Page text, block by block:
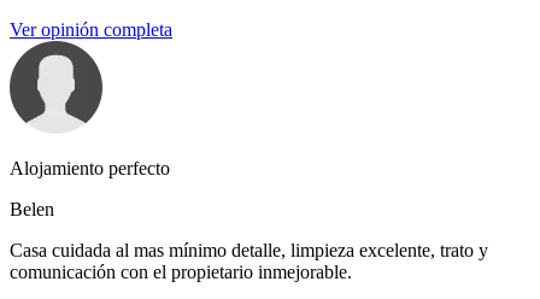
Ver opinión completa
Alojamiento perfecto
Belen
Casa cuidada al mas mínimo detalle, limpieza excelente, trato y
comunicación con el propietario inmejorable.